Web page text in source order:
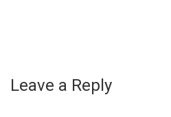
Leave a Reply